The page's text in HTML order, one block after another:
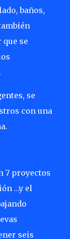
baños,
se
se
con una
7 proyectos
…y el
seis